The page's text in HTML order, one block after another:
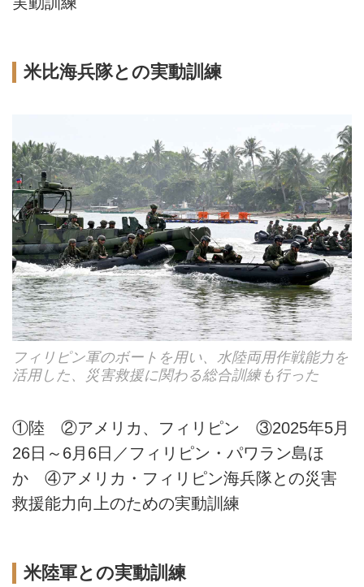
米比海兵隊との実動訓練
フィリピン軍のボートを用い、水陸両用作戦能力を
活用した、災害救援に関わる総合訓練も行った
①陸 ②アメリカ、フィリピン ③2025年5月
26日～6月6日／フィリピン・パワラン島ほ
か ④アメリカ・フィリピン海兵隊との災害
救援能力向上のための実動訓練
米陸軍との実動訓練